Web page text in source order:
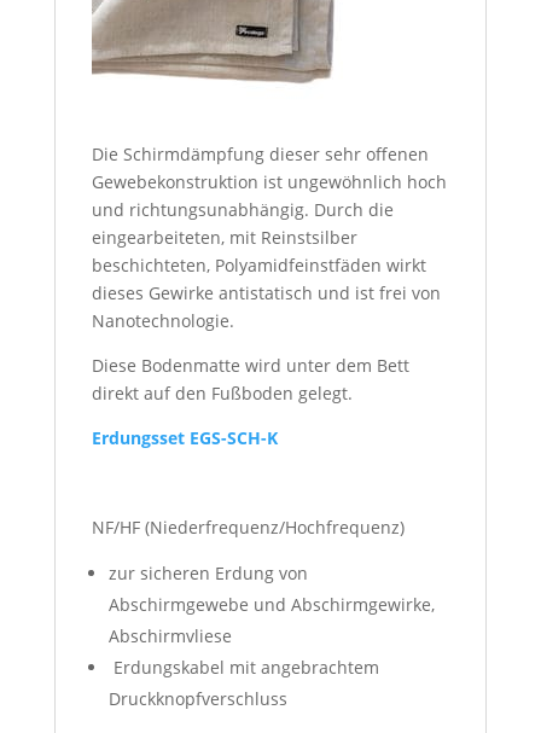
Die Schirmdämpfung dieser sehr offenen
Gewebekonstruktion ist ungewöhnlich hoch
und richtungsunabhängig. Durch die
eingearbeiteten, mit Reinstsilber
beschichteten, Polyamidfeinstfäden wirkt
dieses Gewirke antistatisch und ist frei von
Nanotechnologie.
Diese Bodenmatte wird unter dem Bett
direkt auf den Fußboden gelegt.
Erdungsset EGS-SCH-K
NF/HF (Niederfrequenz/Hochfrequenz)
zur sicheren Erdung von
Abschirmgewebe und Abschirmgewirke,
Abschirmvliese
Erdungskabel mit angebrachtem
Druckknopfverschluss